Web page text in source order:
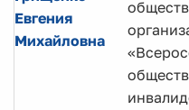
Евгения
Михайловна